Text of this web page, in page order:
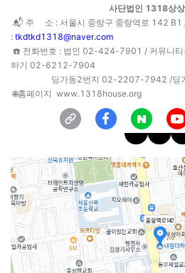
사단법인 1318상
📬 주 소 : 서울시 중랑구 중랑역로 142 B1
: tkdtkd1318@naver.com
☎️ 전화번호 : 법인 02-424-7901 / 커뮤니
하기 02-6212-7904
딩가동2번지 02-2207-7942 /딩가
🌐홈페이지 www.1318house.org